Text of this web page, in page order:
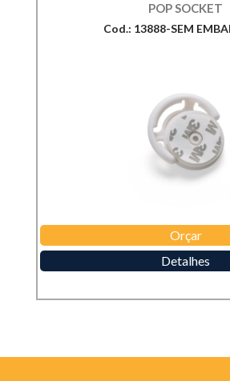
POP SOCKET
Cod.: 13888-SEM
Orçar
Detalhes